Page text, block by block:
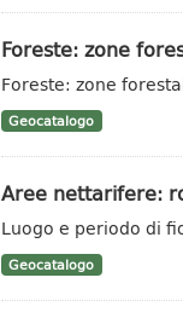
Foreste: zone
Foreste: zone
Geocatalogo
Aree nettarifere:
Luogo e periodo di
Geocatalogo